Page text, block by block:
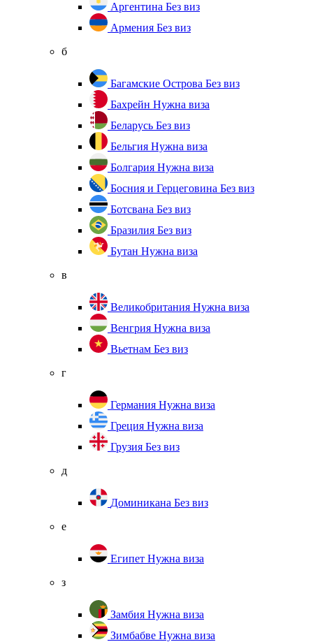
Аргентина Без виз
Армения Без виз
б
Багамские Острова Без виз
Бахрейн Нужна виза
Беларусь Без виз
Бельгия Нужна виза
Болгария Нужна виза
Босния и Герцеговина Без виз
Ботсвана Без виз
Бразилия Без виз
Бутан Нужна виза
в
Великобритания Нужна виза
Венгрия Нужна виза
Вьетнам Без виз
г
Германия Нужна виза
Греция Нужна виза
Грузия Без виз
д
Доминикана Без виз
е
Египет Нужна виза
з
Замбия Нужна виза
Зимбабве Нужна виза